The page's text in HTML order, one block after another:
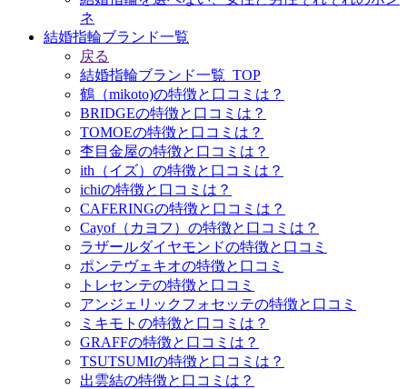
ネ
結婚指輪ブランド一覧
戻る
結婚指輪ブランド一覧_TOP
鶴（mikoto)の特徴と口コミは？
BRIDGEの特徴と口コミは？
TOMOEの特徴と口コミは？
杢目金屋の特徴と口コミは？
ith（イズ）の特徴と口コミは？
ichiの特徴と口コミは？
CAFERINGの特徴と口コミは？
Cayof（カヨフ）の特徴と口コミは？
ラザールダイヤモンドの特徴と口コミ
ポンテヴェキオの特徴と口コミ
トレセンテの特徴と口コミ
アンジェリックフォセッテの特徴と口コミ
ミキモトの特徴と口コミは？
GRAFFの特徴と口コミは？
TSUTSUMIの特徴と口コミは？
出雲結の特徴と口コミは？